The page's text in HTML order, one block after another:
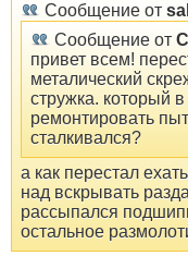
Сообщение от
Сообщение от
привет всем!
металический
стружка. который в
ремонтировать
сталкивался?
а как перестал
над вскрывать
рассыпался
остальное